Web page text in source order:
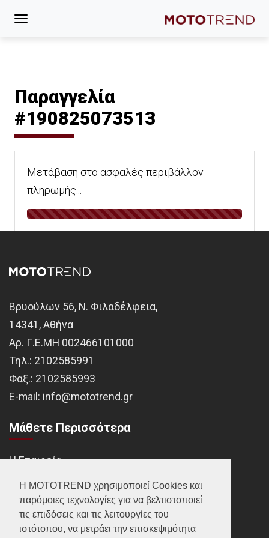
Η MOTOTREND χρησιμοποιεί Cookies και
παρόμοιες τεχνολογίες για να βελτιστοποιεί
τις επιδόσεις και τις λειτουργίες του
ιστότοπου, να μετράει την επισκεψιμότητα
Παραγγελία
#190825073513
Μετάβαση στο ασφαλές περιβάλλον
πληρωμής...
Βρυούλων 56, Ν. Φιλαδέλφεια,
14341, Αθήνα
Αρ. Γ.Ε.ΜΗ 002466101000
Τηλ.: 2102585991
Φαξ.: 2102585993
Ε-mail: info@mototrend.gr
Μάθετε Περισσότερα
Η Εταιρεία
Brands
Νέα
Οικονομικά στοιχεία